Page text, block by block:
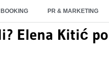
BOOKING PR & MARKETING
Elena Kitić